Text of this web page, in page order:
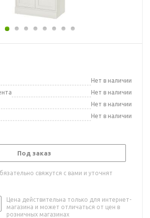
Нет в наличии
Нет в наличии
Нет в наличии
Нет в наличии
Под заказ
свяжутся с вами и уточнят
Цена действительна только для интернет-
магазина и может отличаться от цен в
розничных магазинах